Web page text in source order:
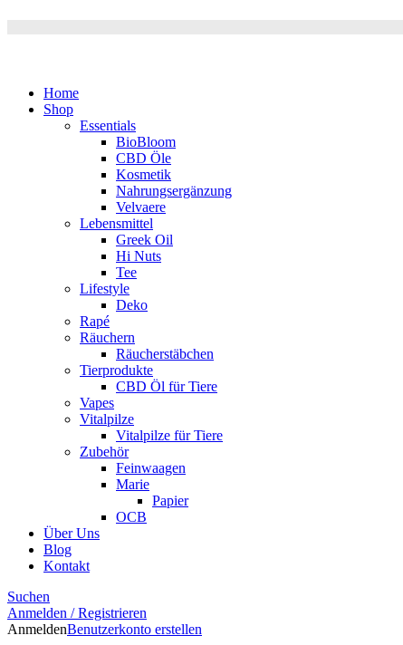
Home
Shop
Essentials
BioBloom
CBD Öle
Kosmetik
Nahrungsergänzung
Velvaere
Lebensmittel
Greek Oil
Hi Nuts
Tee
Lifestyle
Deko
Rapé
Räuchern
Räucherstäbchen
Tierprodukte
CBD Öl für Tiere
Vapes
Vitalpilze
Vitalpilze für Tiere
Zubehör
Feinwaagen
Marie
Papier
OCB
Über Uns
Blog
Kontakt
Suchen
Anmelden / Registrieren
AnmeldenBenutzerkonto erstellen